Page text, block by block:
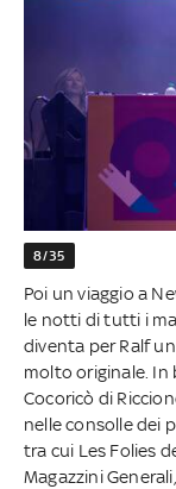
8/35
Poi un viaggio a
le notti di tutti i
diventa per Ralf
molto originale.
Cocoricò di
nelle consolle dei
tra cui Les Folies
Magazzini